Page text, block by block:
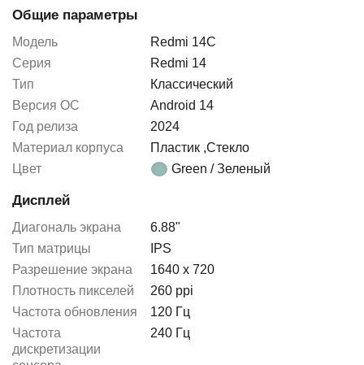
Общие параметры
Модель
Redmi 14C
Серия
Redmi 14
Тип
Классический
Версия ОС
Android 14
Год релиза
2024
Материал корпуса
Пластик ,Стекло
Цвет
Green / Зеленый
Дисплей
Диагональ экрана
6.88"
Тип матрицы
IPS
Разрешение экрана
1640 x 720
Плотность пикселей
260 ppi
Частота обновления
120 Гц
Частота
дискретизации
240 Гц